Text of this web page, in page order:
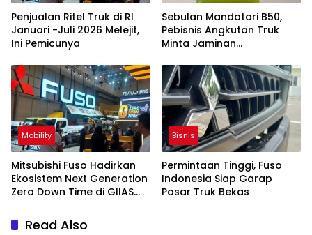
Penjualan Ritel Truk di RI
Januari -Juli 2026 Melejit,
Ini Pemicunya
Sebulan Mandatori B50,
Pebisnis Angkutan Truk
Minta Jaminan
Mobility
Mitsubishi Fuso Hadirkan
Ekosistem Next Generation
Zero Down Time di GIIAS
Bisnis
Permintaan Tinggi, Fuso
Indonesia Siap Garap
Pasar Truk Bekas
Read Also